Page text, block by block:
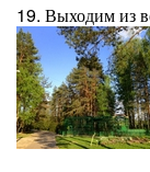
19. Выходим из